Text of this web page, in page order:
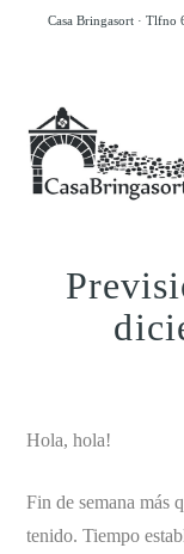
Casa Bringasort · Tlfno
Hola, hola!
Fin de semana más
tenido. Tiempo